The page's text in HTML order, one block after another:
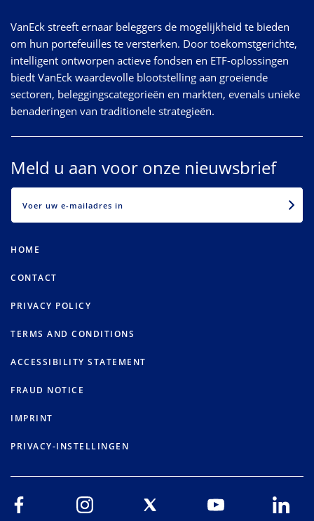
VanEck streeft ernaar beleggers de mogelijkheid te bieden
om hun portefeuilles te versterken. Door toekomstgerichte,
intelligent ontworpen actieve fondsen en ETF-oplossingen
biedt VanEck waardevolle blootstelling aan groeiende
sectoren, beleggingscategorieën en markten, evenals unieke
benaderingen van traditionele strategieën.
Meld u aan voor onze nieuwsbrief
HOME
CONTACT
PRIVACY POLICY
TERMS AND CONDITIONS
ACCESSIBILITY STATEMENT
FRAUD NOTICE
IMPRINT
PRIVACY-INSTELLINGEN